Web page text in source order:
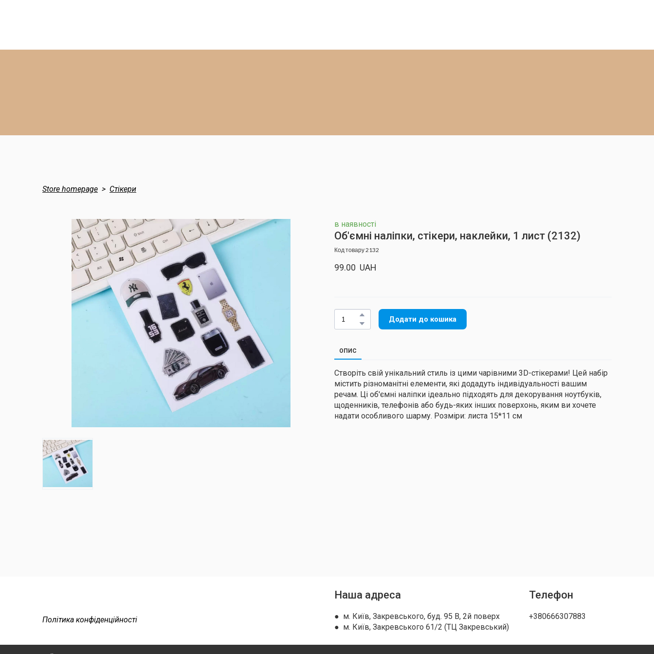
Store homepage Стікери
в наявності
Об'ємні наліпки, стікери, наклейки, 1 лист (2132)
Код товару 2132
99.00  UAH
Додати до кошика
ОПИС
Створіть свій унікальний стиль із цими чарівними 3D-стікерами! Цей набір
містить різноманітні елементи, які додадуть індивідуальності вашим
речам. Ці об'ємні наліпки ідеально підходять для декорування ноутбуків,
щоденників, телефонів або будь-яких інших поверхонь, яким ви хочете
надати особливого шарму. Розміри: листа 15*11 см
Політика конфіденційності
Наша адреса
● м. Київ, Закревського, буд. 95 В, 2й поверх
● м. Київ, Закревського 61/2 (ТЦ Закревський)
Телефон
+380666307883